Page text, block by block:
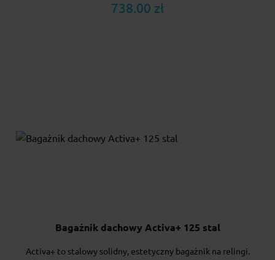
738.00 zł
Bagażnik dachowy Activa+ 125 stal
Activa+ to stalowy solidny, estetyczny bagażnik na relingi.